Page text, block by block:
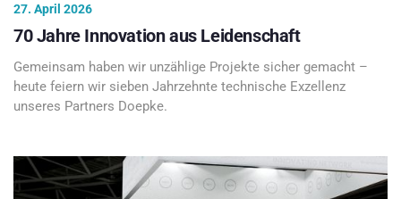
27. April 2026
70 Jahre Innovation aus Leidenschaft
Gemeinsam haben wir unzählige Projekte sicher gemacht –
heute feiern wir sieben Jahrzehnte technische Exzellenz
unseres Partners Doepke.